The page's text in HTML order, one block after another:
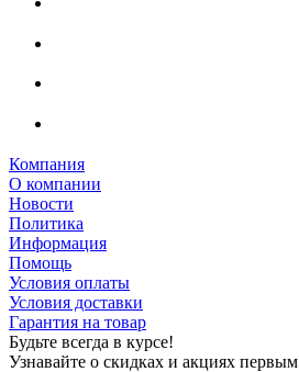
Компания
О компании
Новости
Политика
Информация
Помощь
Условия оплаты
Условия доставки
Гарантия на товар
Будьте всегда в курсе!
Узнавайте о скидках и акциях первым